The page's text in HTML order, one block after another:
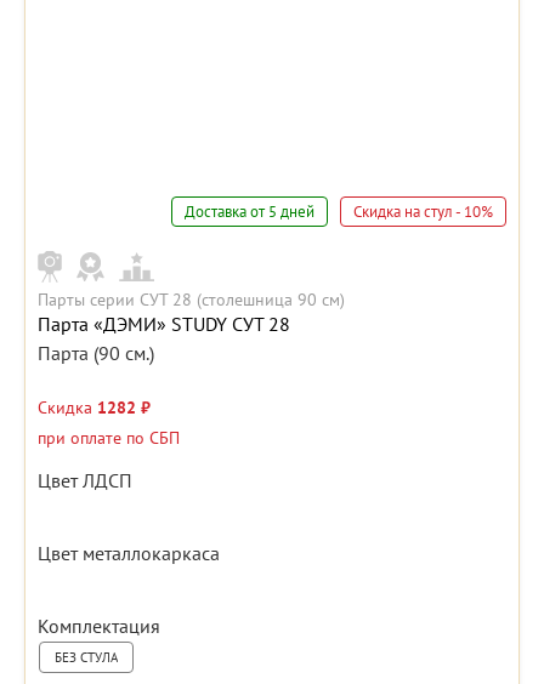
Доставка от 5 дней Скидка на стул - 10%
Парты серии СУТ 28 (столешница 90 см)
Парта «ДЭМИ» STUDY СУТ 28
Парта (90 см.)
Скидка 1282 ₽
при оплате по СБП
Цвет ЛДСП
Цвет металлокаркаса
Комплектация
БЕЗ СТУЛА